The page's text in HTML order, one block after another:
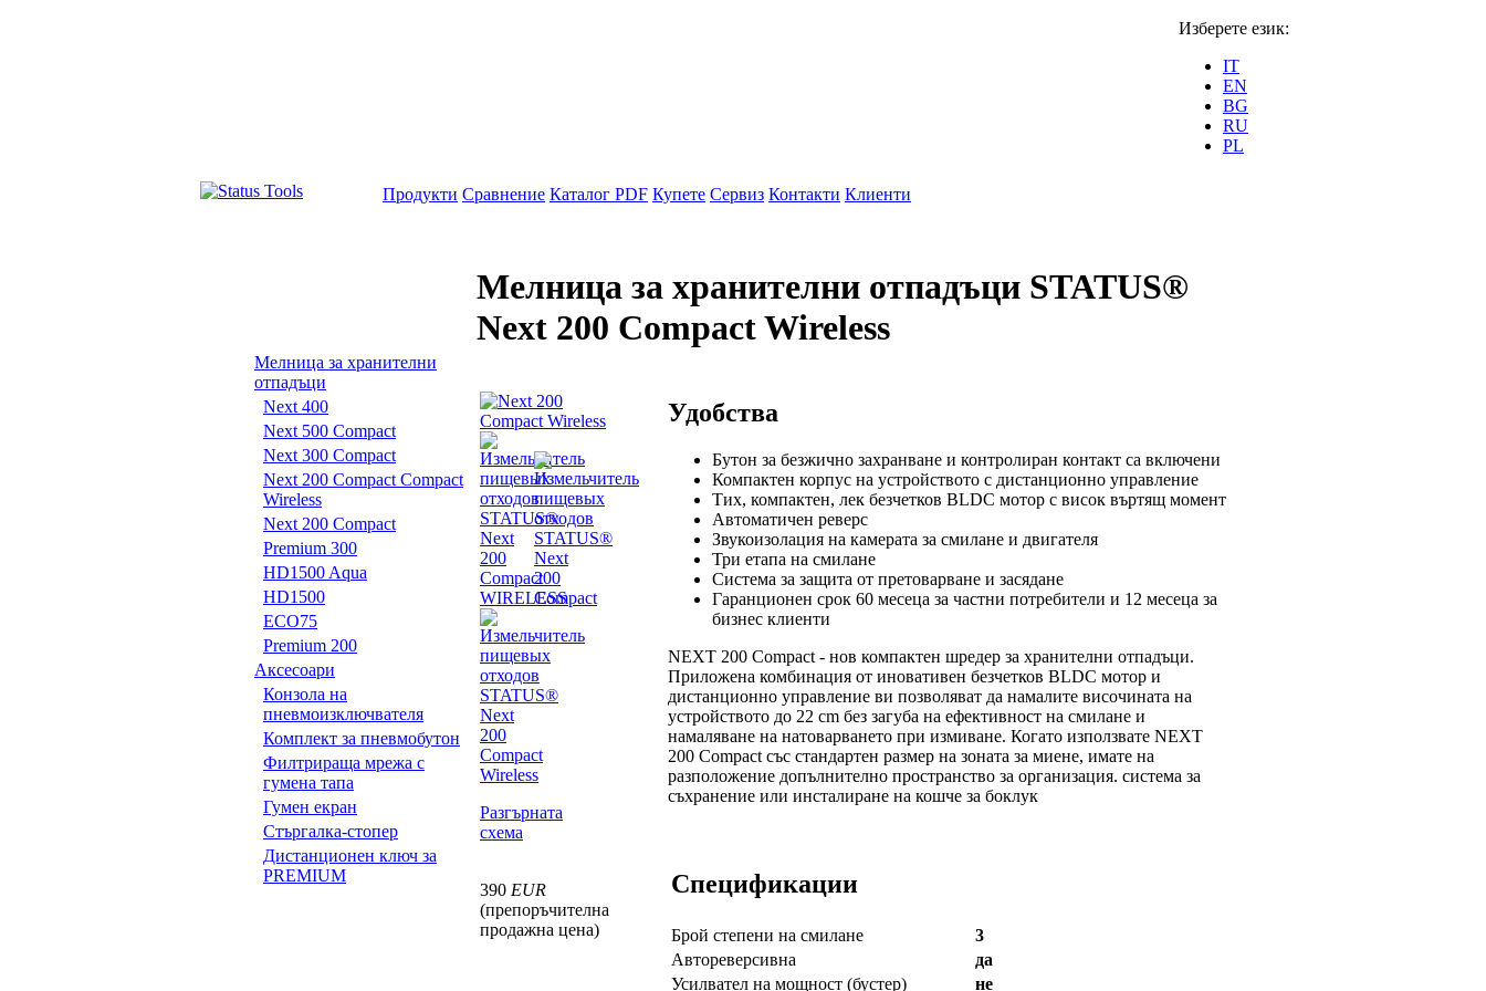
Изберете език:
IT
EN
BG
RU
PL
Продукти Сравнение Каталог PDF Купете Сервиз Контакти Клиенти
Мелница за хранителни
отпадъци
Next 400
Next 500 Compact
Next 300 Compact
Next 200 Compact Compact
Wireless
Next 200 Compact
Premium 300
HD1500 Aqua
HD1500
ECO75
Premium 200
Аксесоари
Конзола на
пневмоизключвателя
Комплект за пневмобутон
Филтрираща мрежа с
гумена тапа
Гумен екран
Стъргалка-стопер
Дистанционен ключ за
PREMIUM
Мелница за хранителни отпадъци STATUS®
Next 200 Compact Wireless
Разгърната
схема
390 EUR
(препоръчителна
продажна цена)
Удобства
Бутон за безжично захранване и контролиран контакт са включени
Компактен корпус на устройството с дистанционно управление
Тих, компактен, лек безчетков BLDC мотор с висок въртящ момент
Автоматичен реверс
Звукоизолация на камерата за смилане и двигателя
Три етапа на смилане
Система за защита от претоварване и засядане
Гаранционен срок 60 месеца за частни потребители и 12 месеца за
бизнес клиенти
NEXT 200 Compact - нов компактен шредер за хранителни отпадъци.
Приложена комбинация от иновативен безчетков BLDC мотор и
дистанционно управление ви позволяват да намалите височината на
устройството до 22 cm без загуба на ефективност на смилане и
намаляване на натоварването при измиване. Когато използвате NEXT
200 Compact със стандартен размер на зоната за миене, имате на
разположение допълнително пространство за организация. система за
съхранение или инсталиране на кошче за боклук
Спецификации
Брой степени на смилане
3
Автореверсивна
да
Усилвател на мощност (бустер)
не